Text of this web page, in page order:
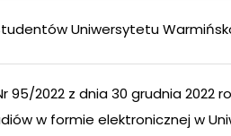
Uniwersytetu
95/2022 z dnia 30 grudnia
w formie elektronicznej w